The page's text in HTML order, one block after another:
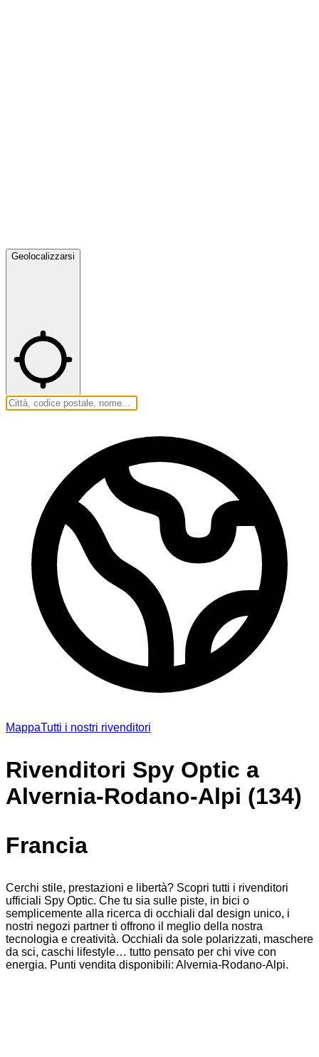
Geolocalizzarsi
MappaTutti i nostri rivenditori
Rivenditori Spy Optic a
Alvernia-Rodano-Alpi (134)
Francia
Cerchi stile, prestazioni e libertà? Scopri tutti i rivenditori
ufficiali Spy Optic. Che tu sia sulle piste, in bici o
semplicemente alla ricerca di occhiali dal design unico, i
nostri negozi partner ti offrono il meglio della nostra
tecnologia e creatività. Occhiali da sole polarizzati, maschere
da sci, caschi lifestyle… tutto pensato per chi vive con
energia. Punti vendita disponibili: Alvernia-Rodano-Alpi.